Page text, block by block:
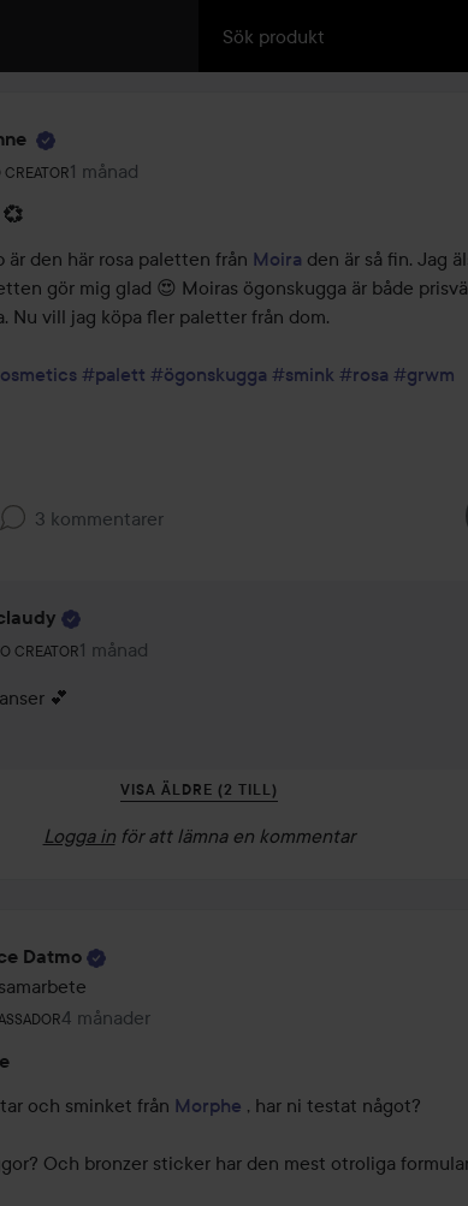
CREATORroll: Lyko Creator.
1 månad
Inlägget skapades 1 månad
den här rosa paletten från Moira den är så fin. Jag
gör mig glad 😍 Moiras ögonskugga är både
Nu vill jag köpa fler paletter från dom.
#palett #ögonskugga #smink #rosa #grwm
3 kommentarer
CREATORroll: Lyko Creator.
1 månad
Kommentaren lades 1 månad
💕
VISA ÄLDRE (2 TILL)
Logga in för att lämna en kommentar
Datmo
roll: Ambassador.
4 månader
Inlägget skapades 4 månader
och sminket från Morphe , har ni testat något?
Och bronzer sticker har den mest otroliga